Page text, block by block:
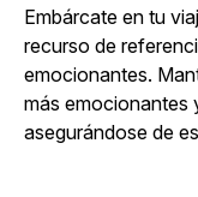
Embárcate en tu
recurso de
emocionantes.
más emocionantes
asegurándose de